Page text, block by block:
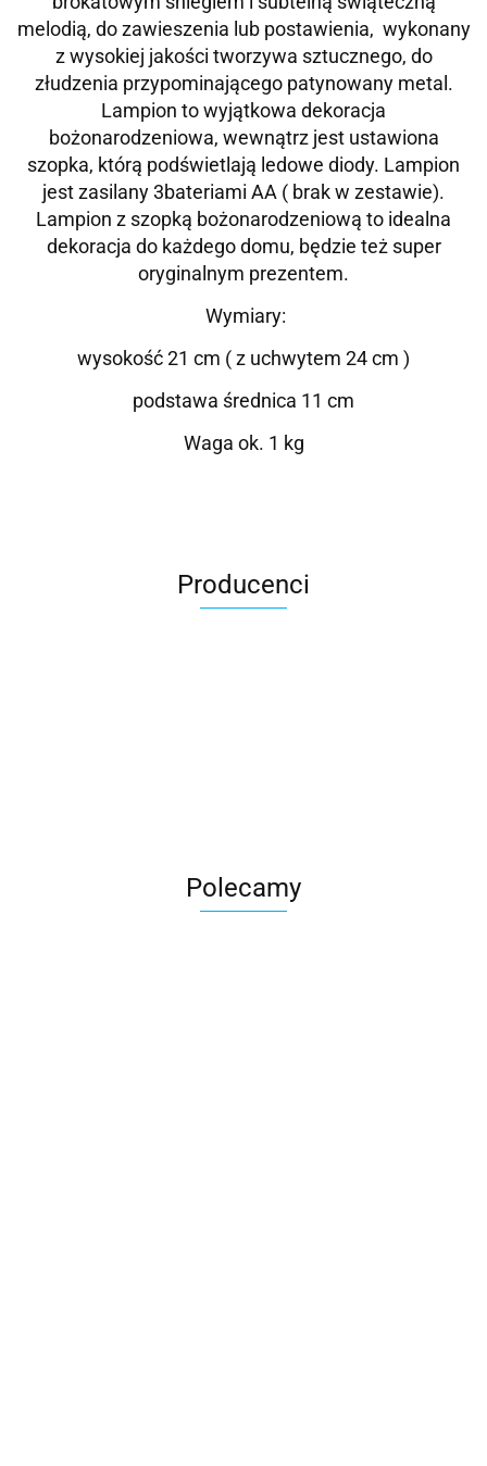
melodią, do zawieszenia lub postawienia, wykonany
z wysokiej jakości tworzywa sztucznego, do
złudzenia przypominającego patynowany metal.
Lampion to wyjątkowa dekoracja
bożonarodzeniowa, wewnątrz jest ustawiona
szopka, którą podświetlają ledowe diody. Lampion
jest zasilany 3bateriami AA ( brak w zestawie).
Lampion z szopką bożonarodzeniową to idealna
dekoracja do każdego domu, będzie też super
oryginalnym prezentem.
Wymiary:
wysokość 21 cm ( z uchwytem 24 cm )
podstawa średnica 11 cm
Waga ok. 1 kg
Producenci
Polecamy